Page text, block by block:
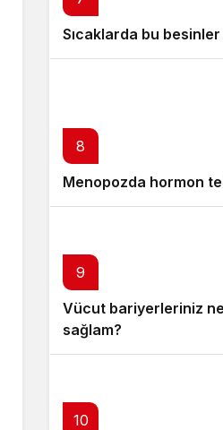
Sıcaklarda bu
8
Menopozda hormon
9
Vücut bariyerleriniz
sağlam?
10